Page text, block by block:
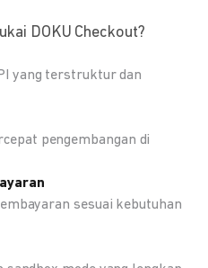
DOKU Checkout?
yang terstruktur dan
pengembangan di
sesuai kebutuhan